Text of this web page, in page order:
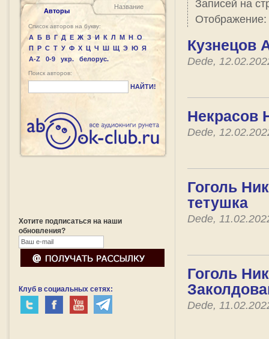
Авторы
Название
Список авторов на букву:
А Б В Г Д Е Ж З И К Л М Н О
П Р С Т У Ф Х Ц Ч Ш Щ Э Ю Я
A-Z
0-9 укр. белорус.
Поиск авторов:
НАЙТИ!
Хотите подписаться на наши
обновления?
Клуб в социальных сетях:
Записей на
Отображение:
Кузнецов
Dede,
Некрасов
Dede,
Гоголь
тетушка
Dede,
Гоголь
Dede,